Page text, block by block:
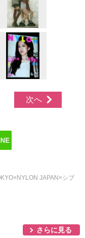
次へ
JAPAN×シブ
さらに見る